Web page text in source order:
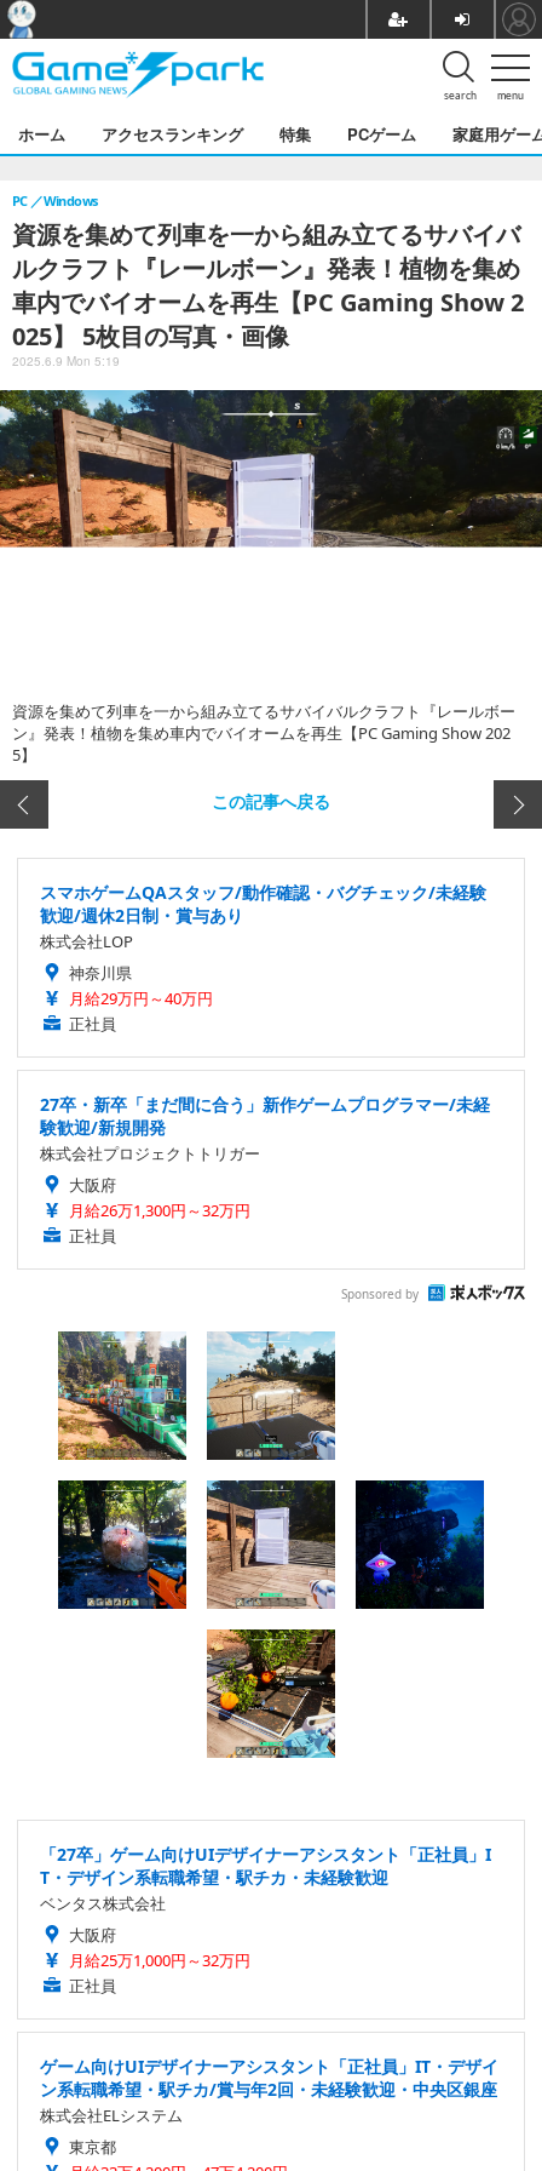
menu
search
ホーム アクセスランキング 特集 PCゲーム 家庭用ゲー
資源を集めて列車を一から組み立てるサバイバ
ルクラフト『レールボーン』発表！植物を集め
車内でバイオームを再生【PC Gaming Show 2
025】 5枚目の写真・画像
PC Windows
2025.6.9 Mon 5:19
資源を集めて列車を一から組み立てるサバイバルクラフト『レールボー
ン』発表！植物を集め車内でバイオームを再生【PC Gaming Show 202
5】
この記事へ戻る
スマホゲームQAスタッフ/動作確認・バグチェック/未経験
歓迎/週休2日制・賞与あり
株式会社LOP
神奈川県
月給29万円～40万円
正社員
27卒・新卒「まだ間に合う」新作ゲームプログラマー/未経
験歓迎/新規開発
株式会社プロジェクトトリガー
大阪府
月給26万1,300円～32万円
正社員
Sponsored by
「27卒」ゲーム向けUIデザイナーアシスタント「正社員」I
T・デザイン系転職希望・駅チカ・未経験歓迎
ベンタス株式会社
大阪府
月給25万1,000円～32万円
正社員
ゲーム向けUIデザイナーアシスタント「正社員」IT・デザイ
ン系転職希望・駅チカ/賞与年2回・未経験歓迎・中央区銀座
株式会社ELシステム
東京都